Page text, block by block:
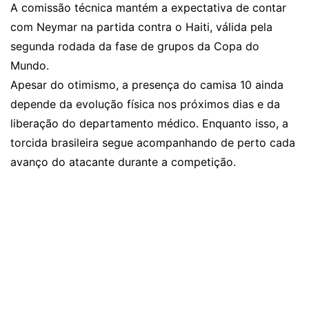
A comissão técnica mantém a expectativa de contar
com Neymar na partida contra o Haiti, válida pela
segunda rodada da fase de grupos da Copa do
Mundo.
Apesar do otimismo, a presença do camisa 10 ainda
depende da evolução física nos próximos dias e da
liberação do departamento médico. Enquanto isso, a
torcida brasileira segue acompanhando de perto cada
avanço do atacante durante a competição.